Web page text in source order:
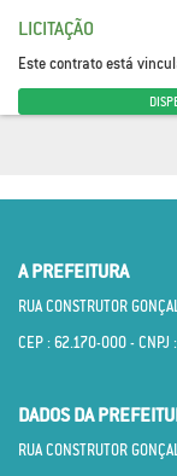
LICITAÇÃO
Este contrato está
A PREFEITURA
RUA CONSTRUTOR
CEP : 62.170­-000 -
DADOS DA
RUA CONSTRUTOR